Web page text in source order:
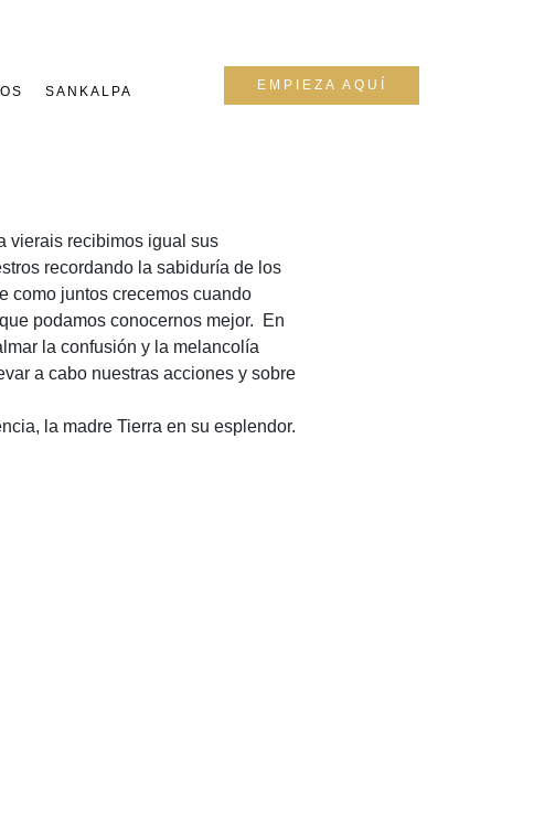
SANKALPA EMPIEZA AQUÍ
vierais recibimos igual sus
recordando la sabiduría de los
como juntos crecemos cuando
podamos conocernos mejor. En
la confusión y la melancolía
a cabo nuestras acciones y sobre
la madre Tierra en su esplendor.